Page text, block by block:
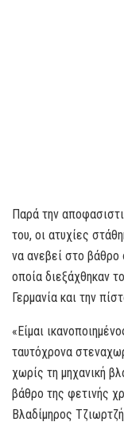
Παρά την
του, οι ατυχίες
να ανεβεί στο βάθρο
οποία διεξάχθηκαν
Γερμανία και την
«Είμαι
ταυτόχρονα
χωρίς τη μηχανική
βάθρο της φετινής
Βλαδίμηρος